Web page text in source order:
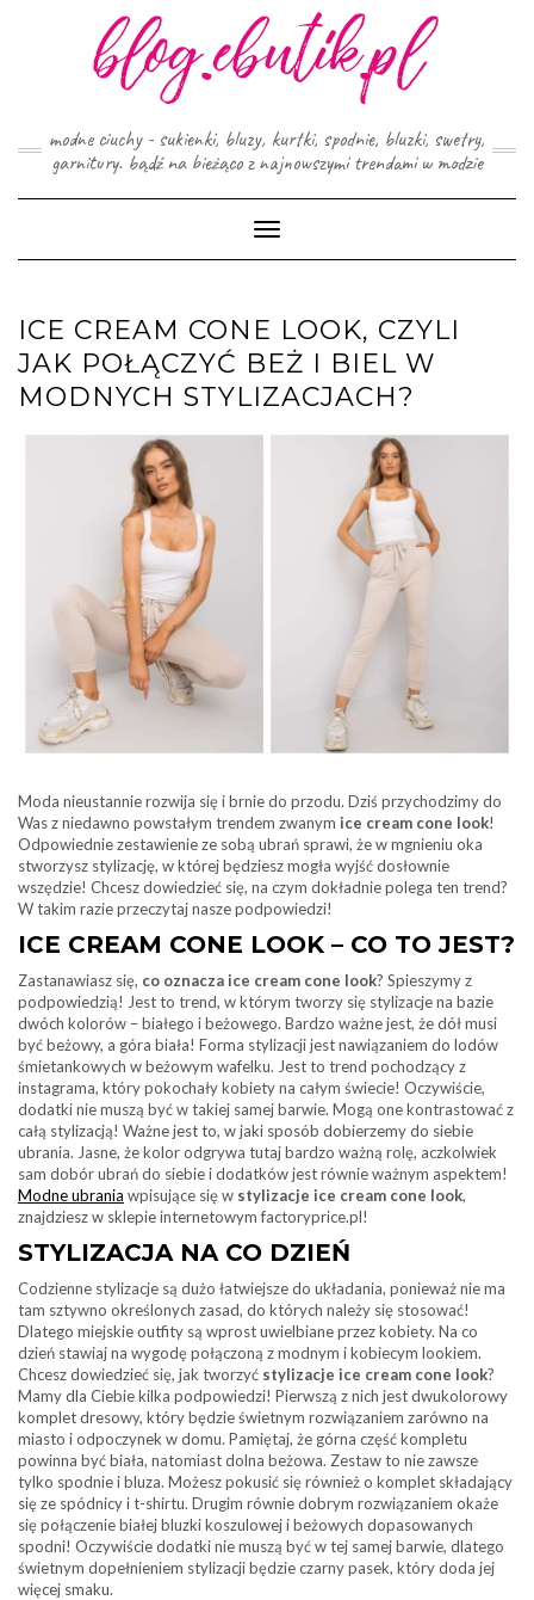
modne ciuchy - sukienki, bluzy, kurtki, spodnie, bluzki, swetry,
garnitury. bądź na bieżąco z najnowszymi trendami w modzie
Toggle
Navigation
ICE CREAM CONE LOOK, CZYLI
JAK POŁĄCZYĆ BEŻ I BIEL W
MODNYCH STYLIZACJACH?
Moda nieustannie rozwija się i brnie do przodu. Dziś przychodzimy do
Was z niedawno powstałym trendem zwanym ice cream cone look!
Odpowiednie zestawienie ze sobą ubrań sprawi, że w mgnieniu oka
stworzysz stylizację, w której będziesz mogła wyjść dosłownie
wszędzie! Chcesz dowiedzieć się, na czym dokładnie polega ten trend?
W takim razie przeczytaj nasze podpowiedzi!
ICE CREAM CONE LOOK – CO TO JEST?
Zastanawiasz się, co oznacza ice cream cone look? Spieszymy z
podpowiedzią! Jest to trend, w którym tworzy się stylizacje na bazie
dwóch kolorów – białego i beżowego. Bardzo ważne jest, że dół musi
być beżowy, a góra biała! Forma stylizacji jest nawiązaniem do lodów
śmietankowych w beżowym wafelku. Jest to trend pochodzący z
instagrama, który pokochały kobiety na całym świecie! Oczywiście,
dodatki nie muszą być w takiej samej barwie. Mogą one kontrastować z
całą stylizacją! Ważne jest to, w jaki sposób dobierzemy do siebie
ubrania. Jasne, że kolor odgrywa tutaj bardzo ważną rolę, aczkolwiek
sam dobór ubrań do siebie i dodatków jest równie ważnym aspektem!
Modne ubrania wpisujące się w stylizacje ice cream cone look,
znajdziesz w sklepie internetowym factoryprice.pl!
STYLIZACJA NA CO DZIEŃ
Codzienne stylizacje są dużo łatwiejsze do układania, ponieważ nie ma
tam sztywno określonych zasad, do których należy się stosować!
Dlatego miejskie outfity są wprost uwielbiane przez kobiety. Na co
dzień stawiaj na wygodę połączoną z modnym i kobiecym lookiem.
Chcesz dowiedzieć się, jak tworzyć stylizacje ice cream cone look?
Mamy dla Ciebie kilka podpowiedzi! Pierwszą z nich jest dwukolorowy
komplet dresowy, który będzie świetnym rozwiązaniem zarówno na
miasto i odpoczynek w domu. Pamiętaj, że górna część kompletu
powinna być biała, natomiast dolna beżowa. Zestaw to nie zawsze
tylko spodnie i bluza. Możesz pokusić się również o komplet składający
się ze spódnicy i t-shirtu. Drugim równie dobrym rozwiązaniem okaże
się połączenie białej bluzki koszulowej i beżowych dopasowanych
spodni! Oczywiście dodatki nie muszą być w tej samej barwie, dlatego
świetnym dopełnieniem stylizacji będzie czarny pasek, który doda jej
więcej smaku.